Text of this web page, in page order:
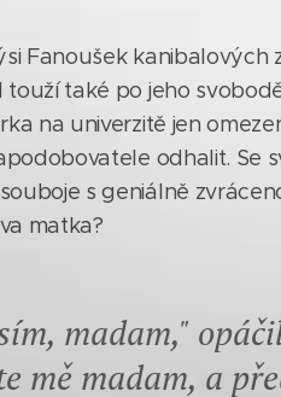
Fanoušek kanibalových
také po jeho
na univerzitě jen
odhalit. Se
s geniálně
matka?
madam,"
mě madam, a